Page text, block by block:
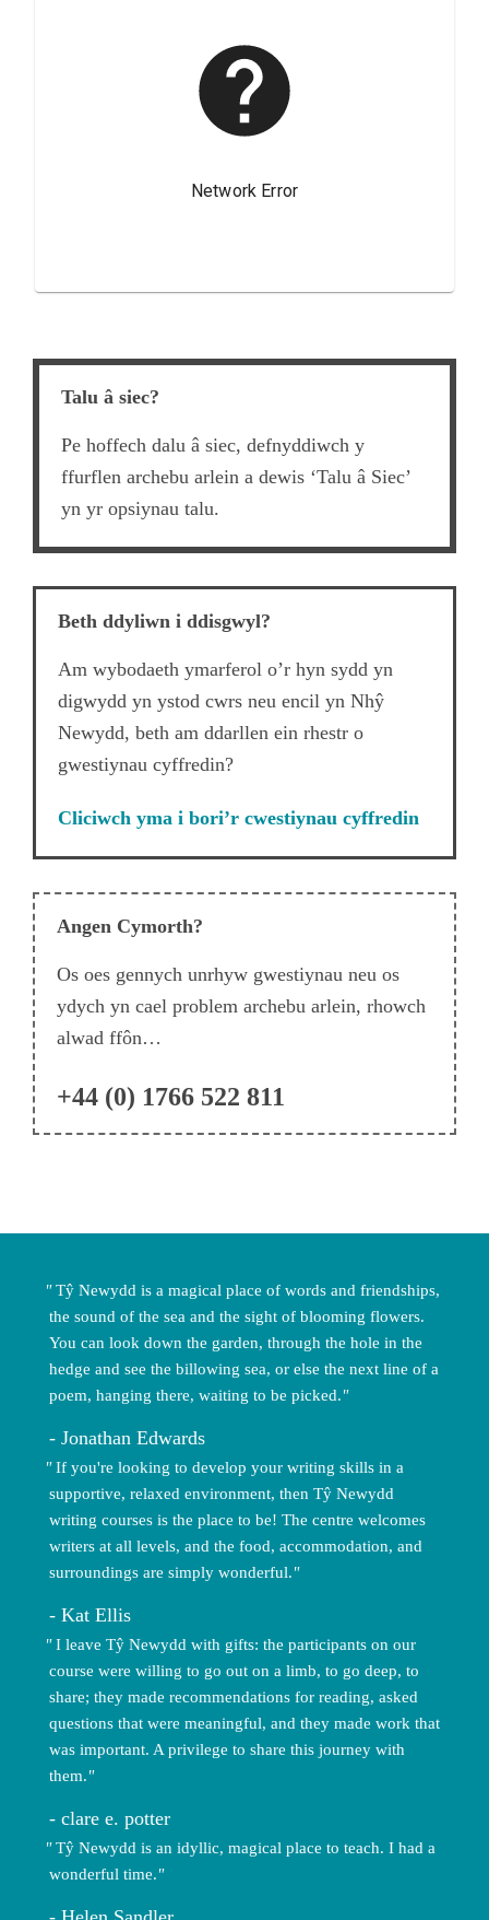
Talu â siec?
Pe hoffech dalu â siec, defnyddiwch y
ffurflen archebu arlein a dewis ‘Talu â Siec’
yn yr opsiynau talu.
Beth ddyliwn i ddisgwyl?
Am wybodaeth ymarferol o’r hyn sydd yn
digwydd yn ystod cwrs neu encil yn Nhŷ
Newydd, beth am ddarllen ein rhestr o
gwestiynau cyffredin?
Cliciwch yma i bori’r cwestiynau cyffredin
Angen Cymorth?
Os oes gennych unrhyw gwestiynau neu os
ydych yn cael problem archebu arlein, rhowch
alwad ffôn…
+44 (0) 1766 522 811
Tŷ Newydd is a magical place of words and friendships,
the sound of the sea and the sight of blooming flowers.
You can look down the garden, through the hole in the
hedge and see the billowing sea, or else the next line of a
poem, hanging there, waiting to be picked.
Jonathan Edwards
If you're looking to develop your writing skills in a
supportive, relaxed environment, then Tŷ Newydd
writing courses is the place to be! The centre welcomes
writers at all levels, and the food, accommodation, and
surroundings are simply wonderful.
Kat Ellis
I leave Tŷ Newydd with gifts: the participants on our
course were willing to go out on a limb, to go deep, to
share; they made recommendations for reading, asked
questions that were meaningful, and they made work that
was important. A privilege to share this journey with
them.
clare e. potter
Tŷ Newydd is an idyllic, magical place to teach. I had a
wonderful time.